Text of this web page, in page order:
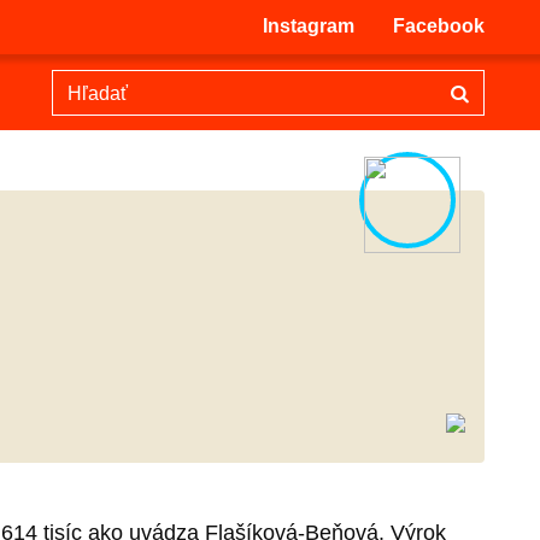
Instagram Facebook
tisíc ako uvádza Flašíková-Beňová. Výrok